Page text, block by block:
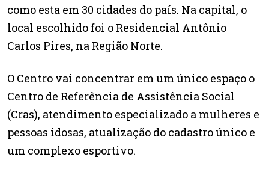
como esta em 30 cidades do país. Na capital, o
local escolhido foi o Residencial Antônio
Carlos Pires, na Região Norte.
O Centro vai concentrar em um único espaço o
Centro de Referência de Assistência Social
(Cras), atendimento especializado a mulheres e
pessoas idosas, atualização do cadastro único e
um complexo esportivo.